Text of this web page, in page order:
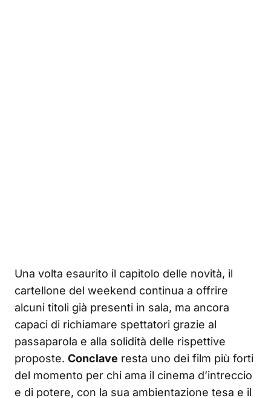
Una volta esaurito il capitolo delle novità, il
cartellone del weekend continua a offrire
alcuni titoli già presenti in sala, ma ancora
capaci di richiamare spettatori grazie al
passaparola e alla solidità delle rispettive
proposte. Conclave resta uno dei film più forti
del momento per chi ama il cinema d’intreccio
e di potere, con la sua ambientazione tesa e il